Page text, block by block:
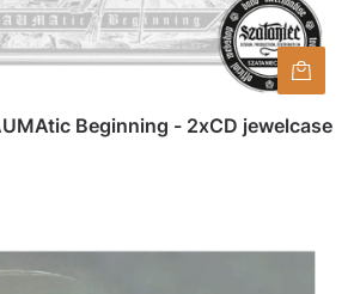
Beginning - 2xCD jewelcase